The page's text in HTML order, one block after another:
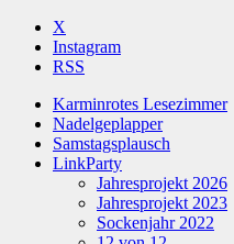
X
Instagram
RSS
Karminrotes Lesezimmer
Nadelgeplapper
Samstagsplausch
LinkParty
Jahresprojekt 2026
Jahresprojekt 2023
Sockenjahr 2022